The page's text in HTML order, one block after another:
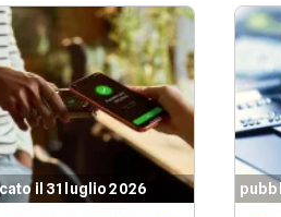
il 31 luglio 2026